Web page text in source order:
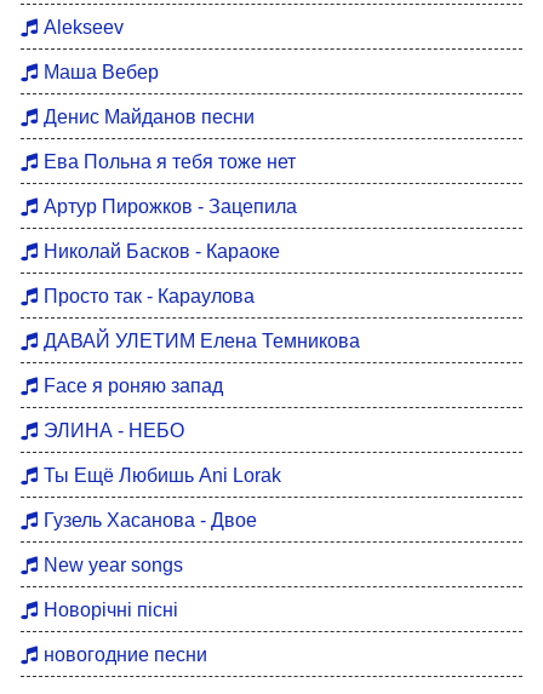
Alekseev
Маша Вебер
Денис Майданов песни
Ева Польна я тебя тоже нет
Артур Пирожков - Зацепила
Николай Басков - Караоке
Просто так - Караулова
ДАВАЙ УЛЕТИМ Елена Темникова
Face я роняю запад
ЭЛИНА - НЕБО
Ты Ещё Любишь Ani Lorak
Гузель Хасанова - Двое
New year songs
Новорічні пісні
новогодние песни